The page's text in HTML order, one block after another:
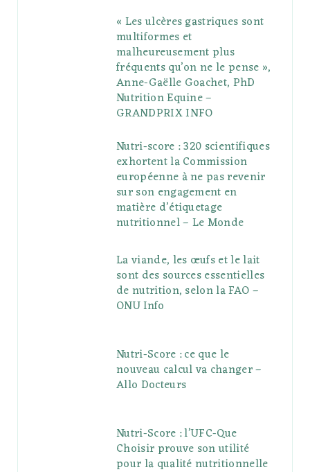
« Les ulcères gastriques sont
multiformes et
malheureusement plus
fréquents qu’on ne le pense »,
Anne-Gaëlle Goachet, PhD
Nutrition Equine –
GRANDPRIX INFO
Nutri-score : 320 scientifiques
exhortent la Commission
européenne à ne pas revenir
sur son engagement en
matière d’étiquetage
nutritionnel – Le Monde
La viande, les œufs et le lait
sont des sources essentielles
de nutrition, selon la FAO –
ONU Info
Nutri-Score : ce que le
nouveau calcul va changer –
Allo Docteurs
Nutri-Score : l’UFC-Que
Choisir prouve son utilité
pour la qualité nutritionnelle